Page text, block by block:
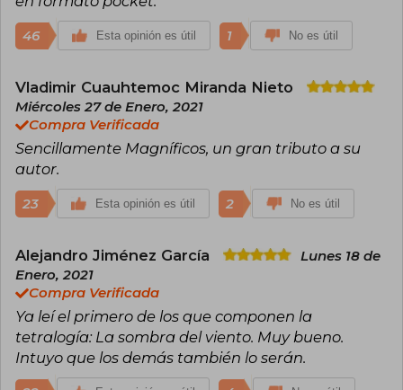
Ruiz Zafón inició su carrera literaria escribiendo
literatura juvenil, destacándose con títulos como
"El Príncipe de la Niebla", que ganó el Premio
Edebé. Su estilo único, que mezcla realismo
en un referente literario universal.
46 Esta opinión es útil 1 No es útil
Vladimir Cuauhtemoc Miranda Nieto
Miércoles 27 de Enero, 2021
Compra Verificada
Sencillamente Magníficos, un gran tributo a su
autor.
23 Esta opinión es útil 2 No es útil
Alejandro Jiménez García
Lunes 18 de
Enero, 2021
Compra Verificada
Ya leí el primero de los que componen la
tetralogía: La sombra del viento. Muy bueno.
Intuyo que los demás también lo serán.